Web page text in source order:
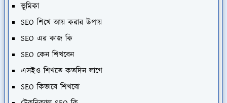
ভূমিকা
SEO শিখে আয় করার উপায়
SEO এর কাজ কি
SEO কেন শিখবেন
এসইও শিখতে কতদিন লাগে
SEO কিভাবে শিখবো